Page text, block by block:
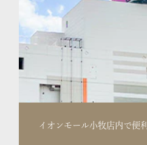
イオンモール小牧店内で便利